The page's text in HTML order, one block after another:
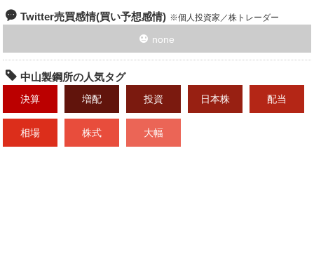
Twitter売買感情(買い予想感情) 個人投資家／株トレーダー
none
中山製鋼所の人気タグ
決算 増配 投資 日本株 配当
相場 株式 大幅